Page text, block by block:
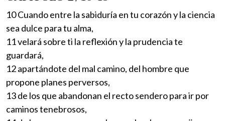
10 Cuando entre la sabiduría en tu corazón y la ciencia
sea dulce para tu alma,
11 velará sobre ti la reflexión y la prudencia te
guardará,
12 apartándote del mal camino, del hombre que
propone planes perversos,
13 de los que abandonan el recto sendero para ir por
caminos tenebrosos,